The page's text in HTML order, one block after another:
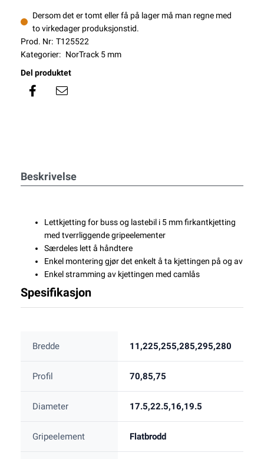
Dersom det er tomt eller få på lager må man regne med
to virkedager produksjonstid.
Prod. Nr: T125522
Kategorier: NorTrack 5 mm
Del produktet
Beskrivelse
Lettkjetting for buss og lastebil i 5 mm firkantkjetting
med tverrliggende gripeelementer
Særdeles lett å håndtere
Enkel montering gjør det enkelt å ta kjettingen på og av
Enkel stramming av kjettingen med camlås
Spesifikasjon
Bredde 11,225,255,285,295,280
Profil 70,85,75
Diameter 17.5,22.5,16,19.5
Gripeelement Flatbrodd